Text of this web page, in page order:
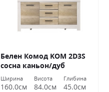
Белен Комод KOM 2D3S
сосна каньон/дуб
корабельний Гербор
Ширина
160.0см
Висота
84.0см
Глибина
45.0см